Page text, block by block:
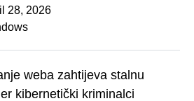
28, 2026
weba zahtijeva stalnu
kibernetički kriminalci